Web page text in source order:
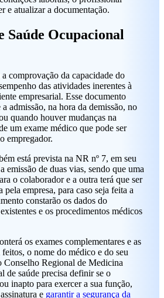
e atualizar a documentação.
Saúde Ocupacional
comprovação da capacidade do
das atividades inerentes à
empresarial. Esse documento
admissão, na hora da demissão, no
quando houver mudanças na
um exame médico que pode ser
empregador.
está prevista na NR nº 7, em seu
emissão de duas vias, sendo que uma
o colaborador e a outra terá que ser
pela empresa, para caso seja feita a
constarão os dados do
e os procedimentos médicos
os exames complementares e as
o nome do médico e do seu
Conselho Regional de Medicina
de saúde precisa definir se o
inapto para exercer a sua função,
e garantir a segurança da